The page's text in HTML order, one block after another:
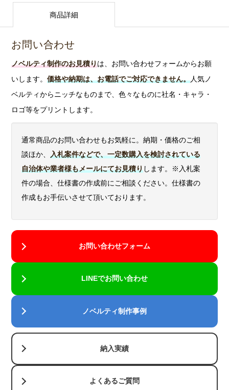
商品詳細
お問い合わせ
ノベルティ制作のお見積り は、お問い合わせフォームからお願
いします。価格や納期は、お電話でご対応できません。人気ノ
ベルティからニッチなものまで、色々なものに社名・キャラ・
ロゴ等をプリントします。
通常商品のお問い合わせもお気軽に。納期・価格のご相
談ほか、入札案件などで、一定数購入を検討されている
自治体や業者様もメールにてお見積りします。※入札案
件の場合、仕様書の作成前にご相談ください。仕様書の
作成もお手伝いさせて頂いております。
お問い合わせフォーム
LINEでお問い合わせ
ノベルティ制作事例
納入実績
よくあるご質問